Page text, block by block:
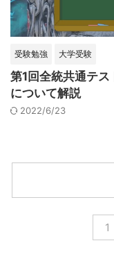
受験勉強 大学受験
第1回全統共通テ
について解説
2022/6/23
1